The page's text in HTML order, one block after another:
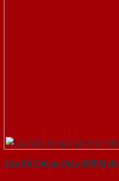
Cửa Gỗ Chống Cháy MDF